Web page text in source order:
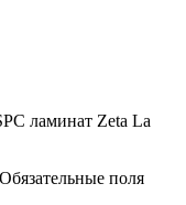
ламинат Zeta La
Обязательные поля